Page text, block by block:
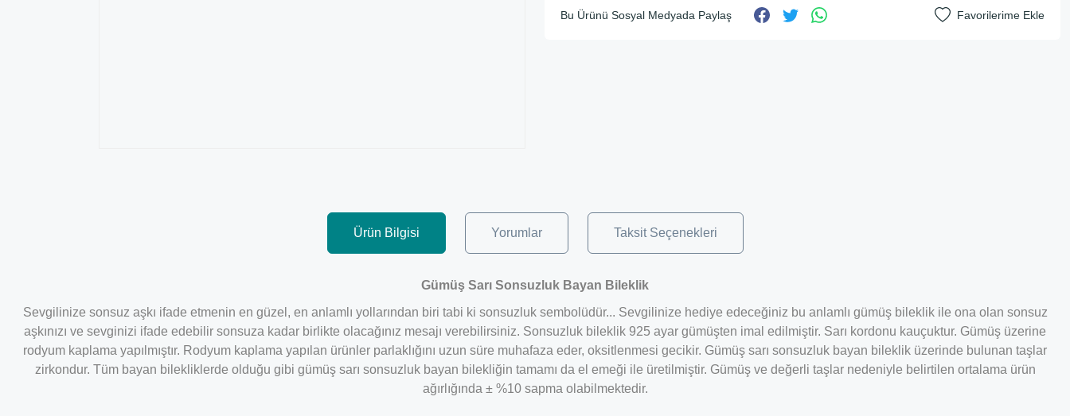
Bu Ürünü Sosyal Medyada Paylaş
Ürün Bilgisi Yorumlar Taksit Seçenekleri
Gümüş Sarı Sonsuzluk Bayan Bileklik
Sevgilinize sonsuz aşkı ifade etmenin en güzel, en anlamlı yollarından biri tabi ki sonsuzluk sembolüdür... Sevgilinize hediye edeceğiniz bu anlamlı gümüş bileklik ile ona olan sonsuz
aşkınızı ve sevginizi ifade edebilir sonsuza kadar birlikte olacağınız mesajı verebilirsiniz. Sonsuzluk bileklik 925 ayar gümüşten imal edilmiştir. Sarı kordonu kauçuktur. Gümüş üzerine
rodyum kaplama yapılmıştır. Rodyum kaplama yapılan ürünler parlaklığını uzun süre muhafaza eder, oksitlenmesi gecikir. Gümüş sarı sonsuzluk bayan bileklik üzerinde bulunan taşlar
zirkondur. Tüm bayan bilekliklerde olduğu gibi gümüş sarı sonsuzluk bayan bilekliğin tamamı da el emeği ile üretilmiştir. Gümüş ve değerli taşlar nedeniyle belirtilen ortalama ürün
ağırlığında ± %10 sapma olabilmektedir.